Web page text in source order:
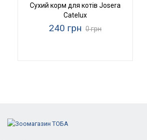
Сухий корм для котів Josera
Catelux
240 грн 0 грн